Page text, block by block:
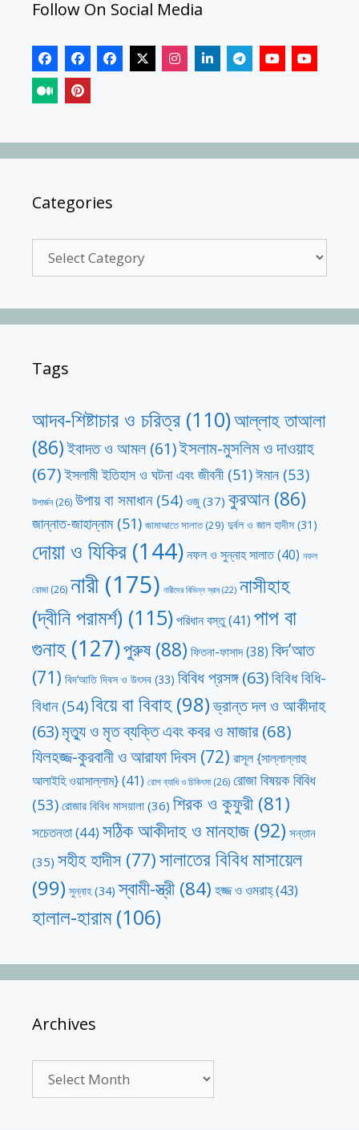
Follow On Social Media
Categories
Tags
আদব-শিষ্টাচার ও চরিত্র (110)আল্লাহ তাআলা
(86)ইবাদত ও আমল(61)ইসলাম-মুসলিম ও দাওয়াহ
(67) ইসলামী ইতিহাস ও ঘটনা এবং জীবনী(51)ঈমান (53)
উপার্জন(26) উপায় বা সমাধান(54) ওজু (37) কুরআন(86)
জান্নাত-জাহান্নাম(51) জামাআতে সালাত(29) দুর্বল ও জাল হাদীস (31)
দোয়া ও যিকির (144)নফল ও সুন্নাহ সালাত(40) নফল
রোজা(26) নারী(175) নারীদের বিভিন্ন স্রাব(22) নাসীহাহ
(দ্বীনি পরামর্শ) (115)পরিধান বস্তু(41) পাপ বা
গুনাহ(127)পুরুষ(88) ফিতনা-ফাসাদ(38) বিদ’আত
(71) বিদ’আতি দিবস ও উৎসব (33) বিবিধ প্রসঙ্গ(63)বিবিধ বিধি-
বিধান(54)বিয়ে বা বিবাহ (98)ভ্রান্ত দল ও আকীদাহ
(63)মৃত্যু ও মৃত ব্যক্তি এবং কবর ও মাজার(68)
যিলহজ্জ-কুরবানী ও আরাফা দিবস (72) রাসূল {সাল্লাল্লাহু
আলাইহি ওয়াসাল্লাম}(41) রোগ ব্যাধি ও চিকিৎসা(26) রোজা বিষয়ক বিবিধ
(53) রোজার বিবিধ মাসয়ালা (36) শিরক ও কুফুরী (81)
সচেতনতা(44) সঠিক আকীদাহ ও মানহাজ (92) সন্তান
(35) সহীহ হাদীস(77)সালাতের বিবিধ মাসায়েল
(99) সুন্নাহ(34) স্বামী-স্ত্রী(84) হজ্জ ও ওমরাহ্‌(43)
হালাল-হারাম(106)
Archives